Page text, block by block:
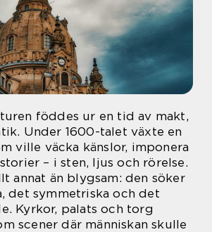
föddes ur en tid av makt,
Under 1600-talet växte en
ville väcka känslor, imponera
– i sten, ljus och rörelse.
annat än blygsam: den söker
det symmetriska och det
Kyrkor, palats och torg
scener där människan skulle